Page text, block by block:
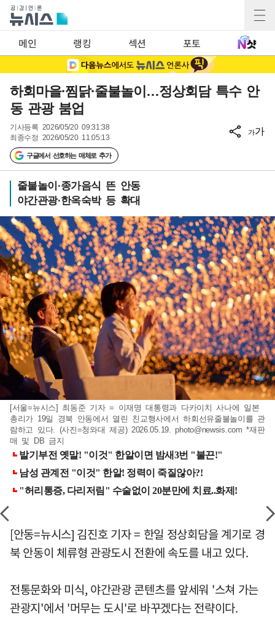
메인 랭킹 섹션 포토
하회마을·찜닭·줄불놀이…정상회담 특수 안
동 관광 붐업
기사등록 2026/05/20 09:31:38
최종수정 2026/05/20 11:05:13
구글에서 선호하는 매체로 추가
가가
줄불놀이·종가음식 뜬 안동
야간관광·한옥숙박 등 확대
[서울=뉴시스] 최동준 기자 = 이재명 대통령과 다카이치 사나에 일본
총리가 19일 경북 안동에서 열린 친교행사에서 하회선유줄불놀이를 관
람하고 있다. (사진=청와대 제공) 2026.05.19.photo@newsis.com *재판
매 및 DB 금지
[안동=뉴시스] 김진호 기자 = 한일 정상회담을 계기로 경
북 안동이 체류형 관광도시 전환에 속도를 내고 있다.
전통문화와 미식, 야간관광 콘텐츠를 앞세워 '스쳐 가는
관광지'에서 '머무는 도시'로 바꾸겠다는 전략이다.